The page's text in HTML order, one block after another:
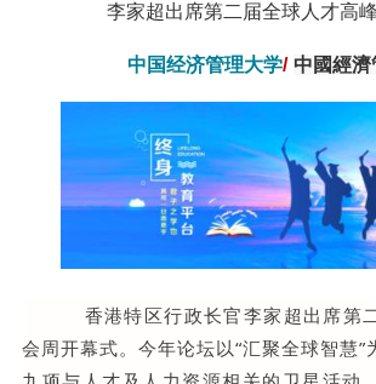
李家超出席第二届全球人才高
中国经济管理大学/ 中國經
香港特区行政长官李家超出席第
会周开幕式。今年论坛以“汇聚全球智慧”